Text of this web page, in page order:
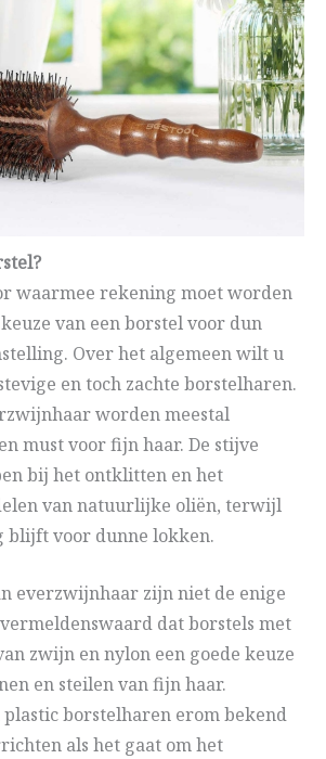
waarmee rekening moet worden
van een borstel voor dun
Over het algemeen wilt u
en toch zachte borstelharen.
worden meestal
must voor fijn haar. De stijve
bij het ontklitten en het
van natuurlijke oliën, terwijl
blijft voor dunne lokken.
everzwijnhaar zijn niet de enige
dat borstels met
zwijn en nylon een goede keuze
en steilen van fijn haar.
plastic borstelharen erom bekend
als het gaat om het